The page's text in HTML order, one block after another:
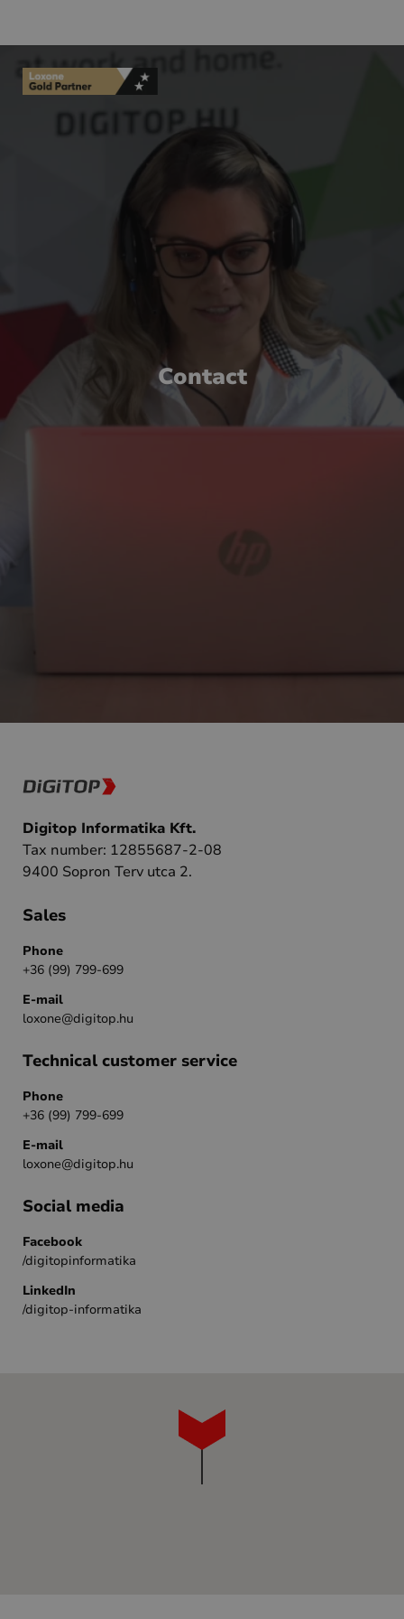
Contact
Digitop Informatika Kft.
Tax number: 12855687-2-08
9400 Sopron Terv utca 2.
Sales
Phone
+36 (99) 799-699
E-mail
loxone@digitop.hu
Technical customer service
Phone
+36 (99) 799-699
E-mail
loxone@digitop.hu
Social media
Facebook
/digitopinformatika
LinkedIn
/digitop-informatika